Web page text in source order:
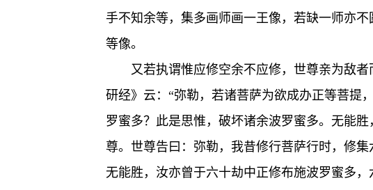
手不知余等，集多画师画一王像，若缺一师亦
等像。
又若执谓惟应修空余不应修，世尊亲为敌
研经》云：“弥勒，若诸菩萨为欲成办正等菩提
罗蜜多？此是思惟，破坏诸余波罗蜜多。无能
尊。世尊告曰：弥勒，我昔修行菩萨行时，修
无能胜，汝亦曾于六十劫中正修布施波罗蜜多